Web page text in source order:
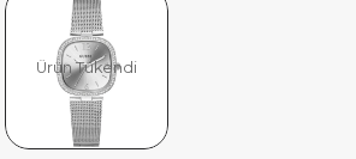
Ürün Tükendi